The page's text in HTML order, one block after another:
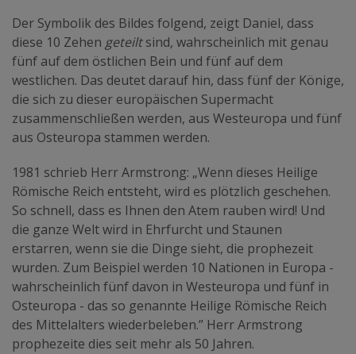
Der Symbolik des Bildes folgend, zeigt Daniel, dass
diese 10 Zehen geteiltsind, wahrscheinlich mit genau
fünf auf dem östlichen Bein und fünf auf dem
westlichen. Das deutet darauf hin, dass fünf der Könige,
die sich zu dieser europäischen Supermacht
zusammenschließen werden, aus Westeuropa und fünf
aus Osteuropa stammen werden.
1981 schrieb Herr Armstrong: „Wenn dieses Heilige
Römische Reich entsteht, wird es plötzlich geschehen.
So schnell, dass es Ihnen den Atem rauben wird! Und
die ganze Welt wird in Ehrfurcht und Staunen
erstarren, wenn sie die Dinge sieht, die prophezeit
wurden. Zum Beispiel werden 10 Nationen in Europa -
wahrscheinlich fünf davon in Westeuropa und fünf in
Osteuropa - das so genannte Heilige Römische Reich
des Mittelalters wiederbeleben.” Herr Armstrong
prophezeite dies seit mehr als 50 Jahren.